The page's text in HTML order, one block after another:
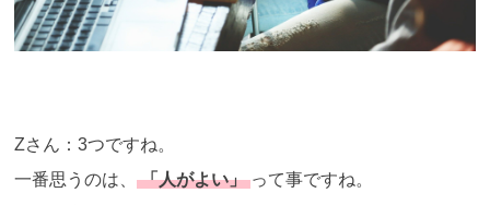
Zさん：3つですね。
一番思うのは、「人がよい」って事ですね。